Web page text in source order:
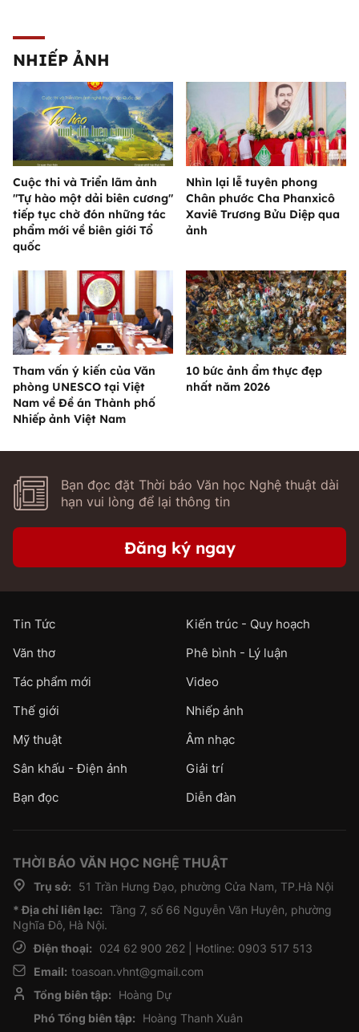
NHIẾP ẢNH
Cuộc thi và Triển lãm ảnh
"Tự hào một dải biên cương"
tiếp tục chờ đón những tác
phẩm mới về biên giới Tổ
quốc
Nhìn lại lễ tuyên phong
Chân phước Cha Phanxicô
Xaviê Trương Bửu Diệp qua
ảnh
Tham vấn ý kiến của Văn
phòng UNESCO tại Việt
Nam về Đề án Thành phố
Nhiếp ảnh Việt Nam
10 bức ảnh ẩm thực đẹp
nhất năm 2026
Bạn đọc đặt Thời báo Văn học Nghệ thuật dài
hạn vui lòng để lại thông tin
Đăng ký ngay
Tin Tức
Kiến trúc - Quy hoạch
Văn thơ
Phê bình - Lý luận
Tác phẩm mới
Video
Thế giới
Nhiếp ảnh
Mỹ thuật
Âm nhạc
Sân khấu - Điện ảnh
Giải trí
Bạn đọc
Diễn đàn
THỜI BÁO VĂN HỌC NGHỆ THUẬT
Trụ sở:
51 Trần Hưng Đạo, phường Cửa Nam, TP.Hà Nội
* Địa chỉ liên lạc: Tầng 7, số 66 Nguyễn Văn Huyên, phường
Nghĩa Đô, Hà Nội.
Điện thoại:
024 62 900 262 | Hotline: 0903 517 513
Email: toasoan.vhnt@gmail.com
Tổng biên tập:
Hoàng Dự
Phó Tổng biên tập:
Hoàng Thanh Xuân